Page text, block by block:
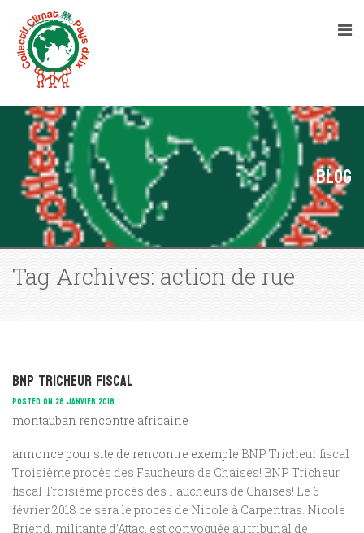
Blog
Tag Archives: action de rue
BNP Tricheur fiscal
POSTED ON 28 JANVIER 2018
montauban rencontre africaine
annonce pour site de rencontre exemple BNP Tricheur fiscal
Troisième procès des Faucheurs de Chaises! BNP Tricheur
fiscal Troisième procès des Faucheurs de Chaises! Le 6
février 2018 ce sera le procès de Nicole à Carpentras. Nicole
Briend, militante d’Attac, est convoquée au tribunal de